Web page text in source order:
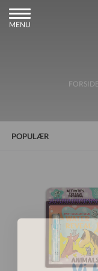
MENU
FORSIDE
Vi